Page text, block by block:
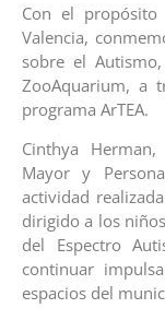
Con el
Valencia,
sobre el
ZooAquarium, a
programa ArTEA.
Cinthya
Mayor y
actividad
dirigido a los
del Espectro
continuar
espacios del